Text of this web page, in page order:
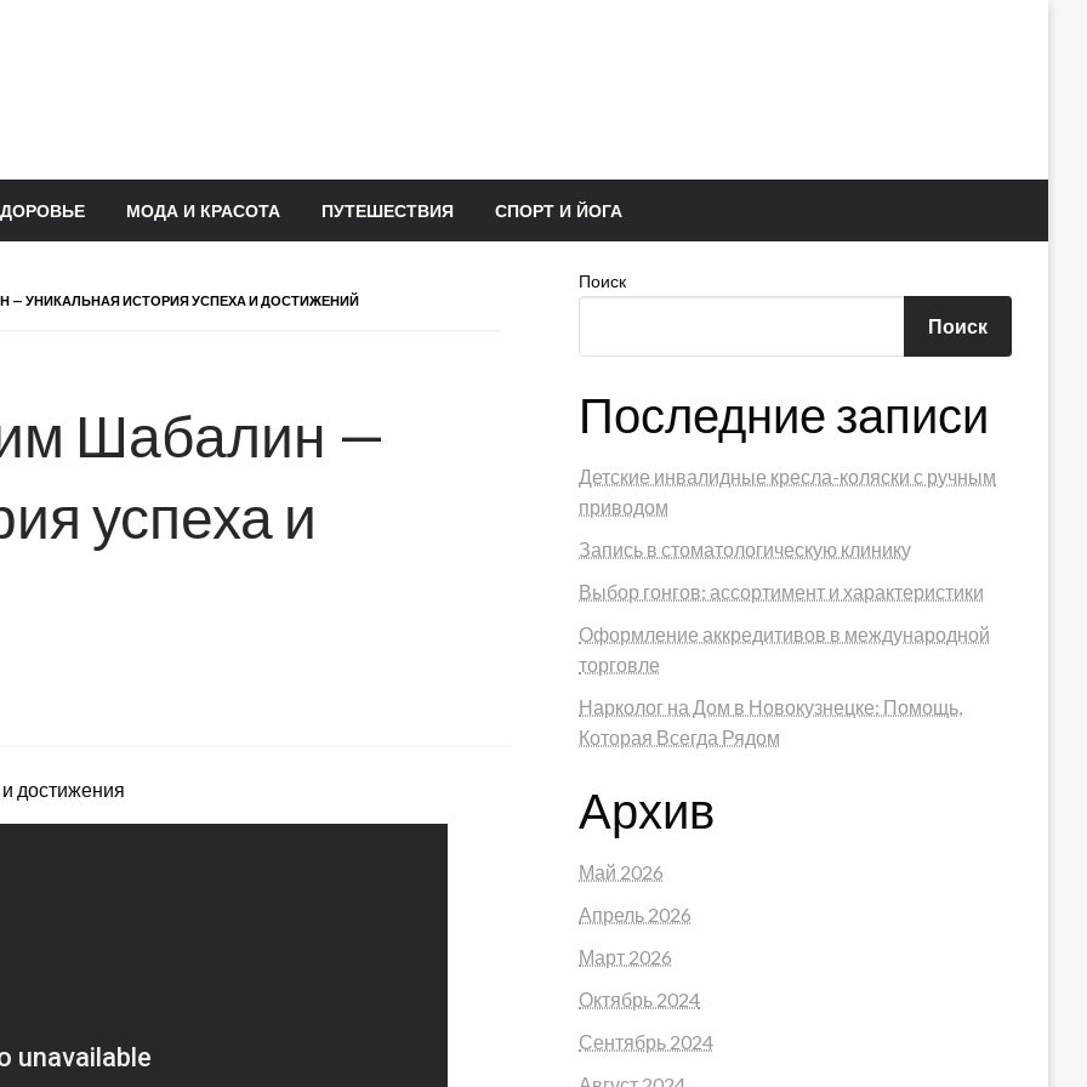
МОДА И КРАСОТА ПУТЕШЕСТВИЯ СПОРТ И ЙОГА
— УНИКАЛЬНАЯ ИСТОРИЯ УСПЕХА И ДОСТИЖЕНИЙ
Шабалин —
успеха и
Поиск
Поиск
Последние записи
Детские инвалидные кресла-коляски с ручным
приводом
Запись в стоматологическую клинику
Выбор гонгов: ассортимент и характеристики
Оформление аккредитивов в международной
торговле
Нарколог на Дом в Новокузнецке: Помощь,
Которая Всегда Рядом
Архив
Май 2026
Апрель 2026
Март 2026
Октябрь 2024
Сентябрь 2024